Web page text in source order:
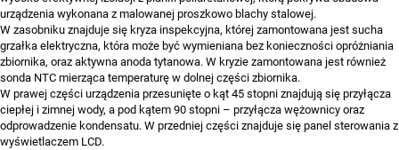
urządzenia wykonana z malowanej proszkowo blachy stalowej.
W zasobniku znajduje się kryza inspekcyjna, której zamontowana jest sucha
grzałka elektryczna, która może być wymieniana bez konieczności opróżniania
zbiornika, oraz aktywna anoda tytanowa. W kryzie zamontowana jest również
sonda NTC mierząca temperaturę w dolnej części zbiornika.
W prawej części urządzenia przesunięte o kąt 45 stopni znajdują się przyłącza
ciepłej i zimnej wody, a pod kątem 90 stopni – przyłącza wężownicy oraz
odprowadzenie kondensatu. W przedniej części znajduje się panel sterowania z
wyświetlaczem LCD.